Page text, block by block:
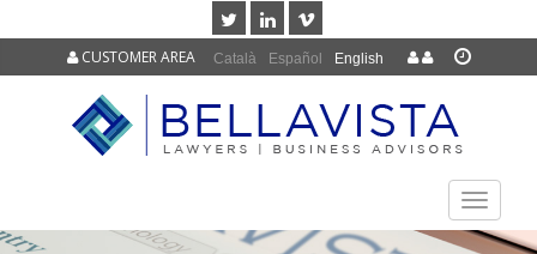
Català Español English
CUSTOMER AREA
TOGGLE